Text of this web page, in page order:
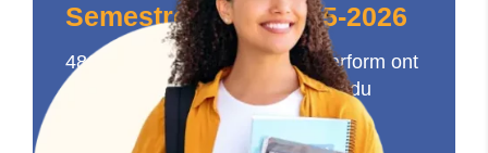
Semestre PASS 2025-2026
486 étudiants inscrits à SUP’Perform ont
présenté les examens classants du
premier semestre en PASS sur la...